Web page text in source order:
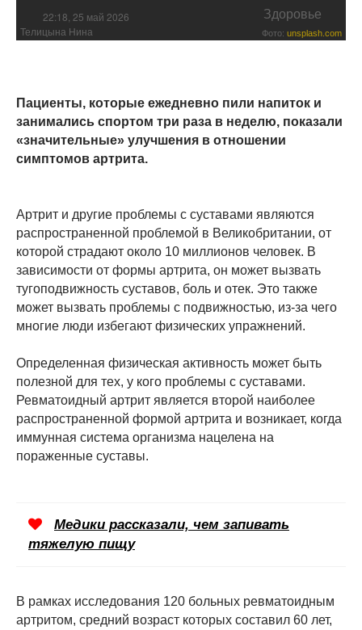
22:18, 25 май 2026 Здоровье
Телицына Нина Фото: unsplash.com
Пациенты, которые ежедневно пили напиток и
занимались спортом три раза в неделю, показали
«значительные» улучшения в отношении
симптомов артрита.
Артрит и другие проблемы с суставами являются
распространенной проблемой в Великобритании, от
которой страдают около 10 миллионов человек. В
зависимости от формы артрита, он может вызвать
тугоподвижность суставов, боль и отек. Это также
может вызвать проблемы с подвижностью, из-за чего
многие люди избегают физических упражнений.
Определенная физическая активность может быть
полезной для тех, у кого проблемы с суставами.
Ревматоидный артрит является второй наиболее
распространенной формой артрита и возникает, когда
иммунная система организма нацелена на
пораженные суставы.
Медики рассказали, чем запивать
тяжелую пищу
В рамках исследования 120 больных ревматоидным
артритом, средний возраст которых составил 60 лет,